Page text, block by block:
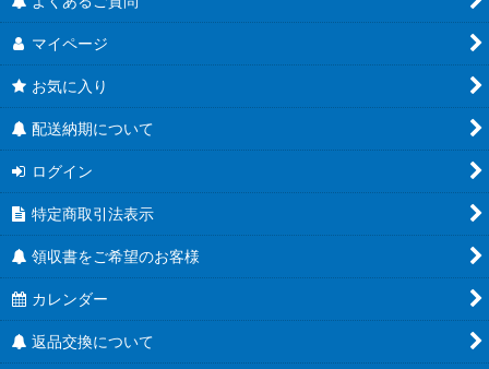
マイページ
お気に入り
配送納期について
ログイン
特定商取引法表示
領収書をご希望のお客様
カレンダー
返品交換について